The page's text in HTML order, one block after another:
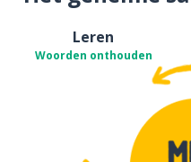
Leren
Woorden onthouden